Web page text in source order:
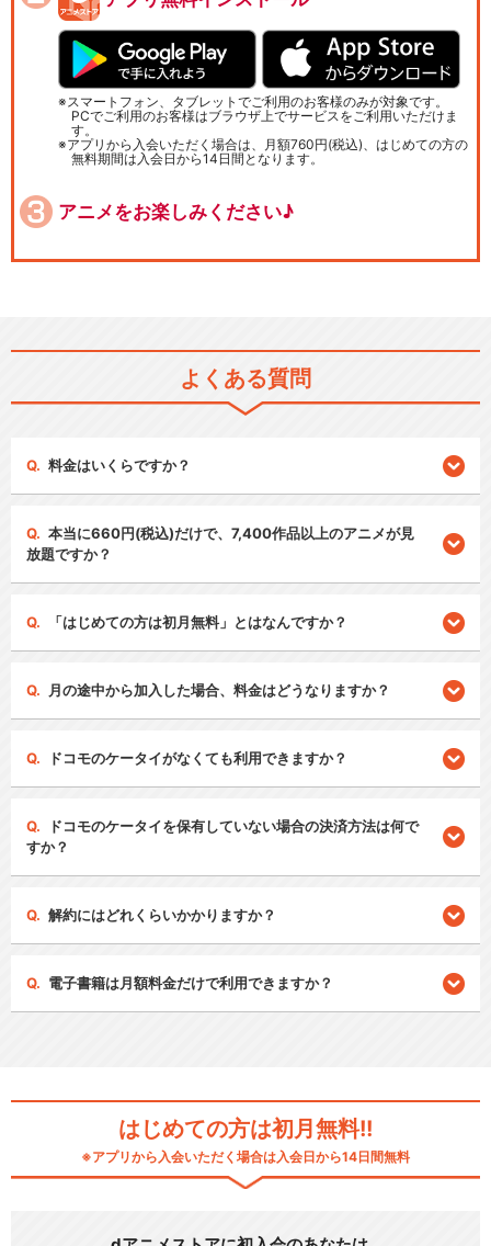
スマートフォン、タブレットでご利用のお客様のみが対象です。
PCでご利用のお客様はブラウザ上でサービスをご利用いただけま
す。
アプリから入会いただく場合は、月額760円(税込)、はじめての方の
無料期間は入会日から14日間となります。
アニメをお楽しみください♪
よくある質問
料金はいくらですか？
本当に660円(税込)だけで、7,400作品以上のアニメが見
放題ですか？
「はじめての方は初月無料」とはなんですか？
月の途中から加入した場合、料金はどうなりますか？
ドコモのケータイがなくても利用できますか？
ドコモのケータイを保有していない場合の決済方法は何で
すか？
解約にはどれくらいかかりますか？
電子書籍は月額料金だけで利用できますか？
はじめての方は初月無料!!
※アプリから入会いただく場合は入会日から14日間無料